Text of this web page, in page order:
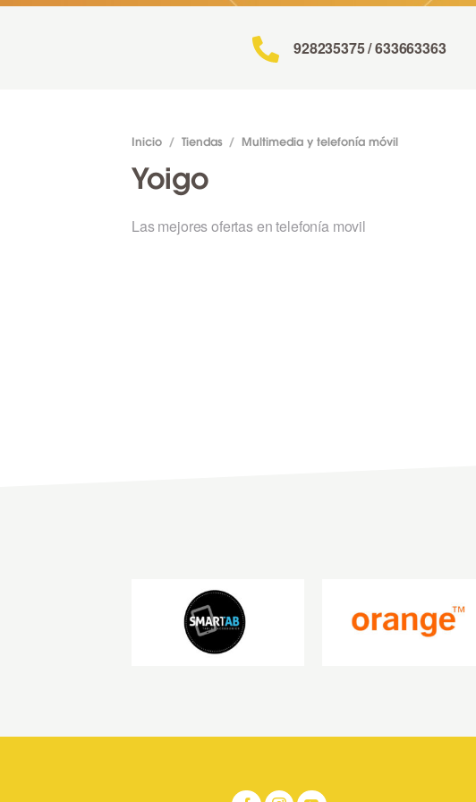
928235375 / 633663363
Inicio / Tiendas / Multimedia y telefonía móvil
Yoigo
Las mejores ofertas en telefonía movil